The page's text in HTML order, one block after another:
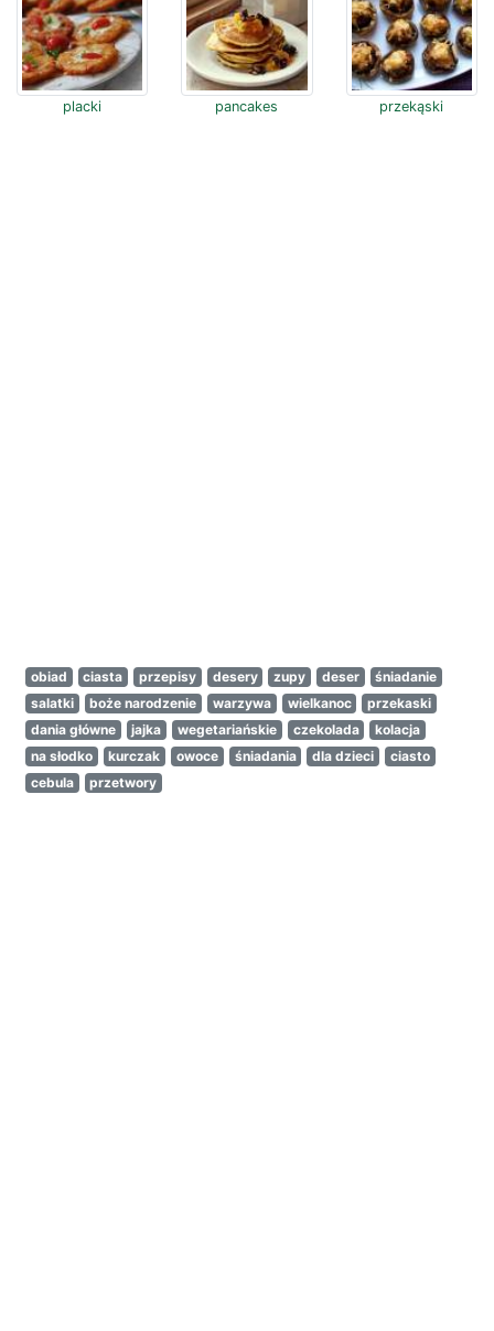
placki pancakes przekąski
obiad ciasta przepisy desery zupy deser
śniadanie
salatki
boże narodzenie warzywa wielkanoc
przekaski
dania główne
jajka wegetariańskie czekolada
kolacja
na słodko
kurczak owoce śniadania dla dzieci
ciasto
cebula
przetwory